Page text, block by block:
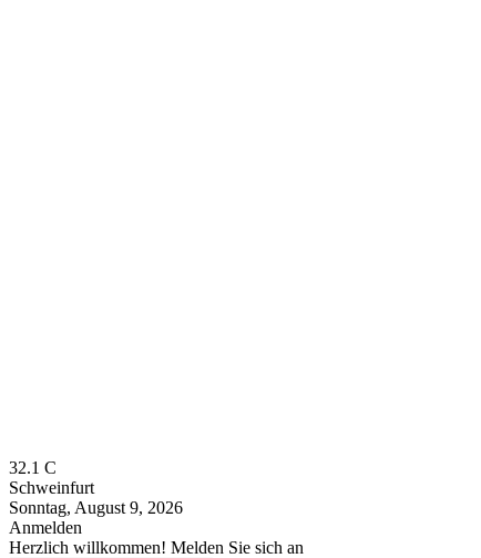
32.1 C
Schweinfurt
Sonntag, August 9, 2026
Anmelden
Herzlich willkommen! Melden Sie sich an